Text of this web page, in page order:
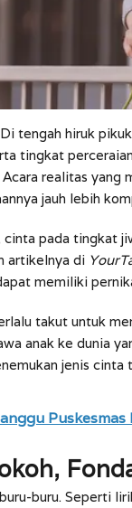
Di tengah hiruk
tingkat
realitas yang
jauh lebih
pada tingkat
artikelnya di
memiliki
takut untuk
anak ke dunia
jenis
buru. Seperti